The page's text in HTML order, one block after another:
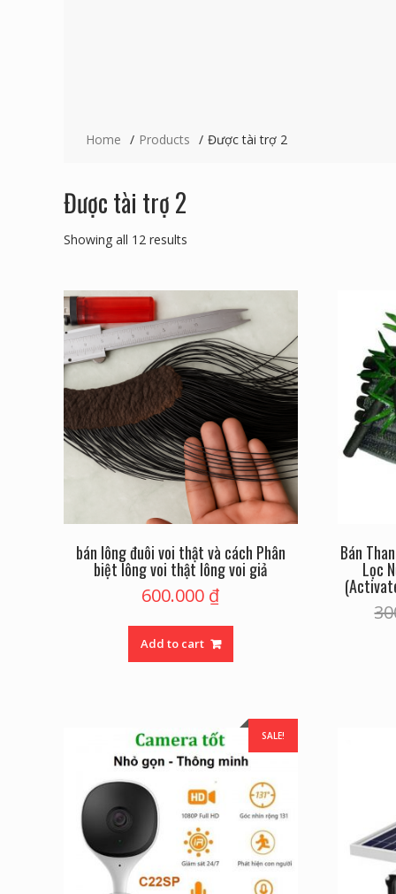
Home Products Được tài trợ 2
Được tài trợ 2
Showing all 12 results
bán lông đuôi voi thật và cách Phân
biệt lông voi thật lông voi giả
600.000 ₫
Add to cart
Bán
Lọc
SALE!